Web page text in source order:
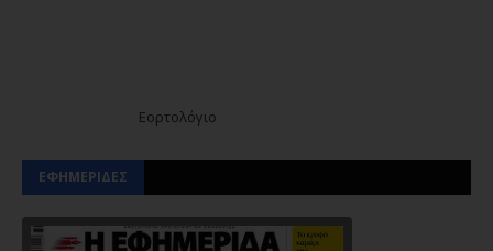
Εορτολόγιο
ΕΦΗΜΕΡΙΔΕΣ